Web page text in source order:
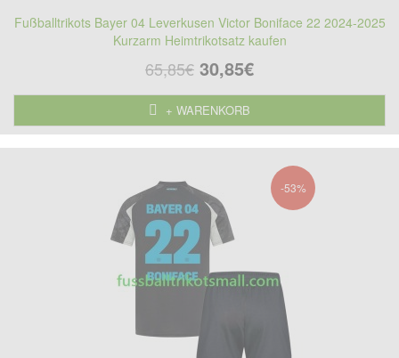
Fußballtrikots Bayer 04 Leverkusen Victor Boniface 22 2024-2025
Kurzarm Heimtrikotsatz kaufen
65,85€ 30,85€
+ WARENKORB
-53%